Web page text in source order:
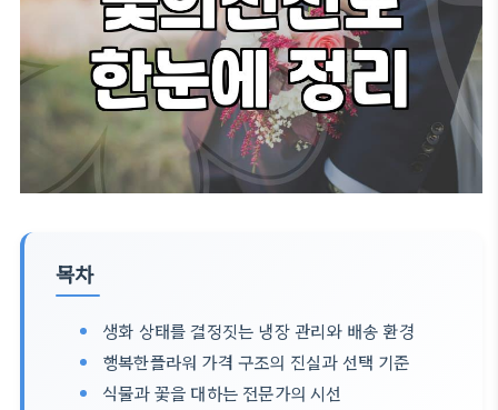
목차
생화 상태를 결정짓는 냉장 관리와 배송 환경
행복한플라워 가격 구조의 진실과 선택 기준
식물과 꽃을 대하는 전문가의 시선